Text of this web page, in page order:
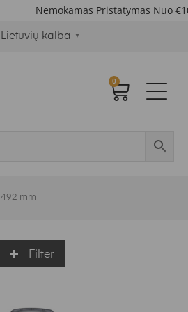
Nemokamas Pristatymas Nuo
Lietuvių kalba ▼
0
492 mm
Filter